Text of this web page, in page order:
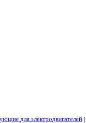
для электродвигателей |